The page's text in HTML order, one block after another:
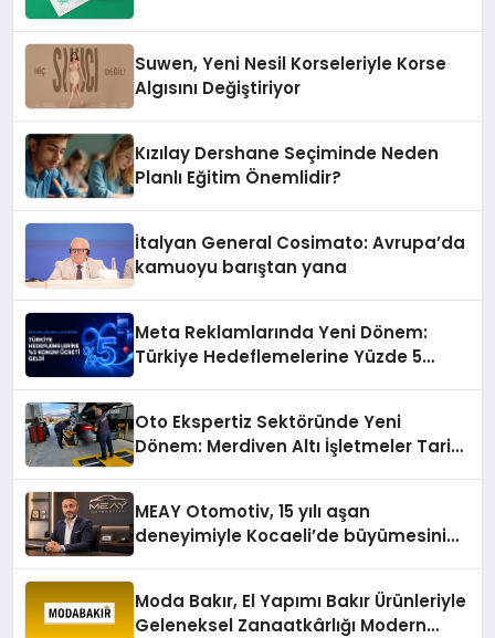
Suwen, Yeni Nesil Korseleriyle Korse
Algısını Değiştiriyor
Kızılay Dershane Seçiminde Neden
Planlı Eğitim Önemlidir?
İtalyan General Cosimato: Avrupa’da
kamuoyu barıştan yana
Meta Reklamlarında Yeni Dönem:
Türkiye Hedeflemelerine Yüzde 5
Oto Ekspertiz Sektöründe Yeni
Dönem: Merdiven Altı İşletmeler Tarih
MEAY Otomotiv, 15 yılı aşan
deneyimiyle Kocaeli’de büyümesini
Moda Bakır, El Yapımı Bakır Ürünleriyle
Geleneksel Zanaatkârlığı Modern